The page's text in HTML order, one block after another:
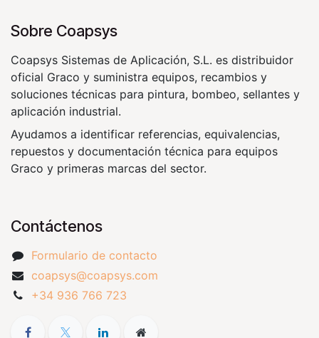
Sobre Coapsys
Coapsys Sistemas de Aplicación, S.L. es distribuidor
oficial Graco y suministra equipos, recambios y
soluciones técnicas para pintura, bombeo, sellantes y
aplicación industrial.
Ayudamos a identificar referencias, equivalencias,
repuestos y documentación técnica para equipos
Graco y primeras marcas del sector.
Contáctenos
Formulario de contacto
coapsys@coapsys.com
+34 936 766 723